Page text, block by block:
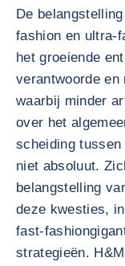
De
fashion en ultra-
het groeiende
verantwoorde
waarbij minder
over het
scheiding
niet absoluut.
belangstelling
deze kwesties,
fast-
strategieën.